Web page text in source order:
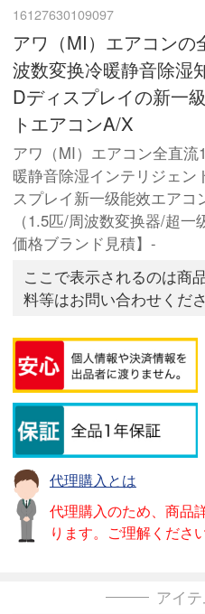
16127630109097
アワ（MI）エアコンの
波数変换冷暖静音除湿
Dディスプレイの新一
トエアコンA/X
アワ（MI）エアコン全直
暖静音除湿インテリジェン
スプレイ新一级能效エア
（1.5匹/周波数変换器/超
価格ブランド見積】-
ここで表示されるのは商
料等はお問い合わせくだ
代理購入とは
代理購入のため、商品
ります。ご理解ください
アイ